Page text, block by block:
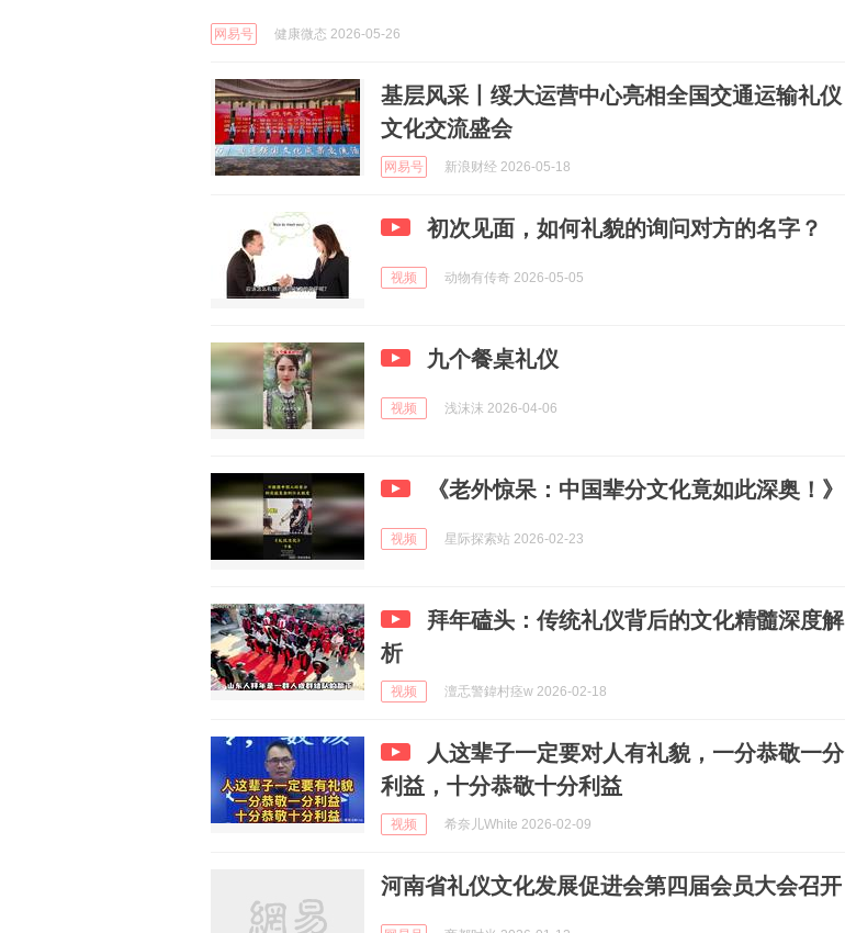
网易号 健康微态 2026-05-26
基层风采丨绥大运营中心亮相全国交通运输礼仪
文化交流盛会
网易号 新浪财经 2026-05-18
初次见面，如何礼貌的询问对方的名字？
视频 动物有传奇 2026-05-05
九个餐桌礼仪
视频 浅沫沫 2026-04-06
《老外惊呆：中国辈分文化竟如此深奥！》
视频 星际探索站 2026-02-23
拜年磕头：传统礼仪背后的文化精髓深度解
析
视频 澶忎警鍏村痉w 2026-02-18
人这辈子一定要对人有礼貌，一分恭敬一分
利益，十分恭敬十分利益
视频 希奈儿White 2026-02-09
河南省礼仪文化发展促进会第四届会员大会召开